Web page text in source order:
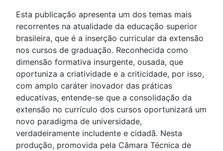
Esta publicação apresenta um dos temas mais
recorrentes na atualidade da educação superior
brasileira, que é a inserção curricular da extensão
nos cursos de graduação. Reconhecida como
dimensão formativa insurgente, ousada, que
oportuniza a criatividade e a criticidade, por isso,
com amplo caráter inovador das práticas
educativas, entende-se que a consolidação da
extensão no currículo dos cursos oportunizará um
novo paradigma de universidade,
verdadeiramente includente e cidadã. Nesta
produção, promovida pela Câmara Técnica de